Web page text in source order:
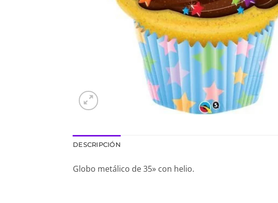
DESCRIPCIÓN
Globo metálico de 35» con helio.